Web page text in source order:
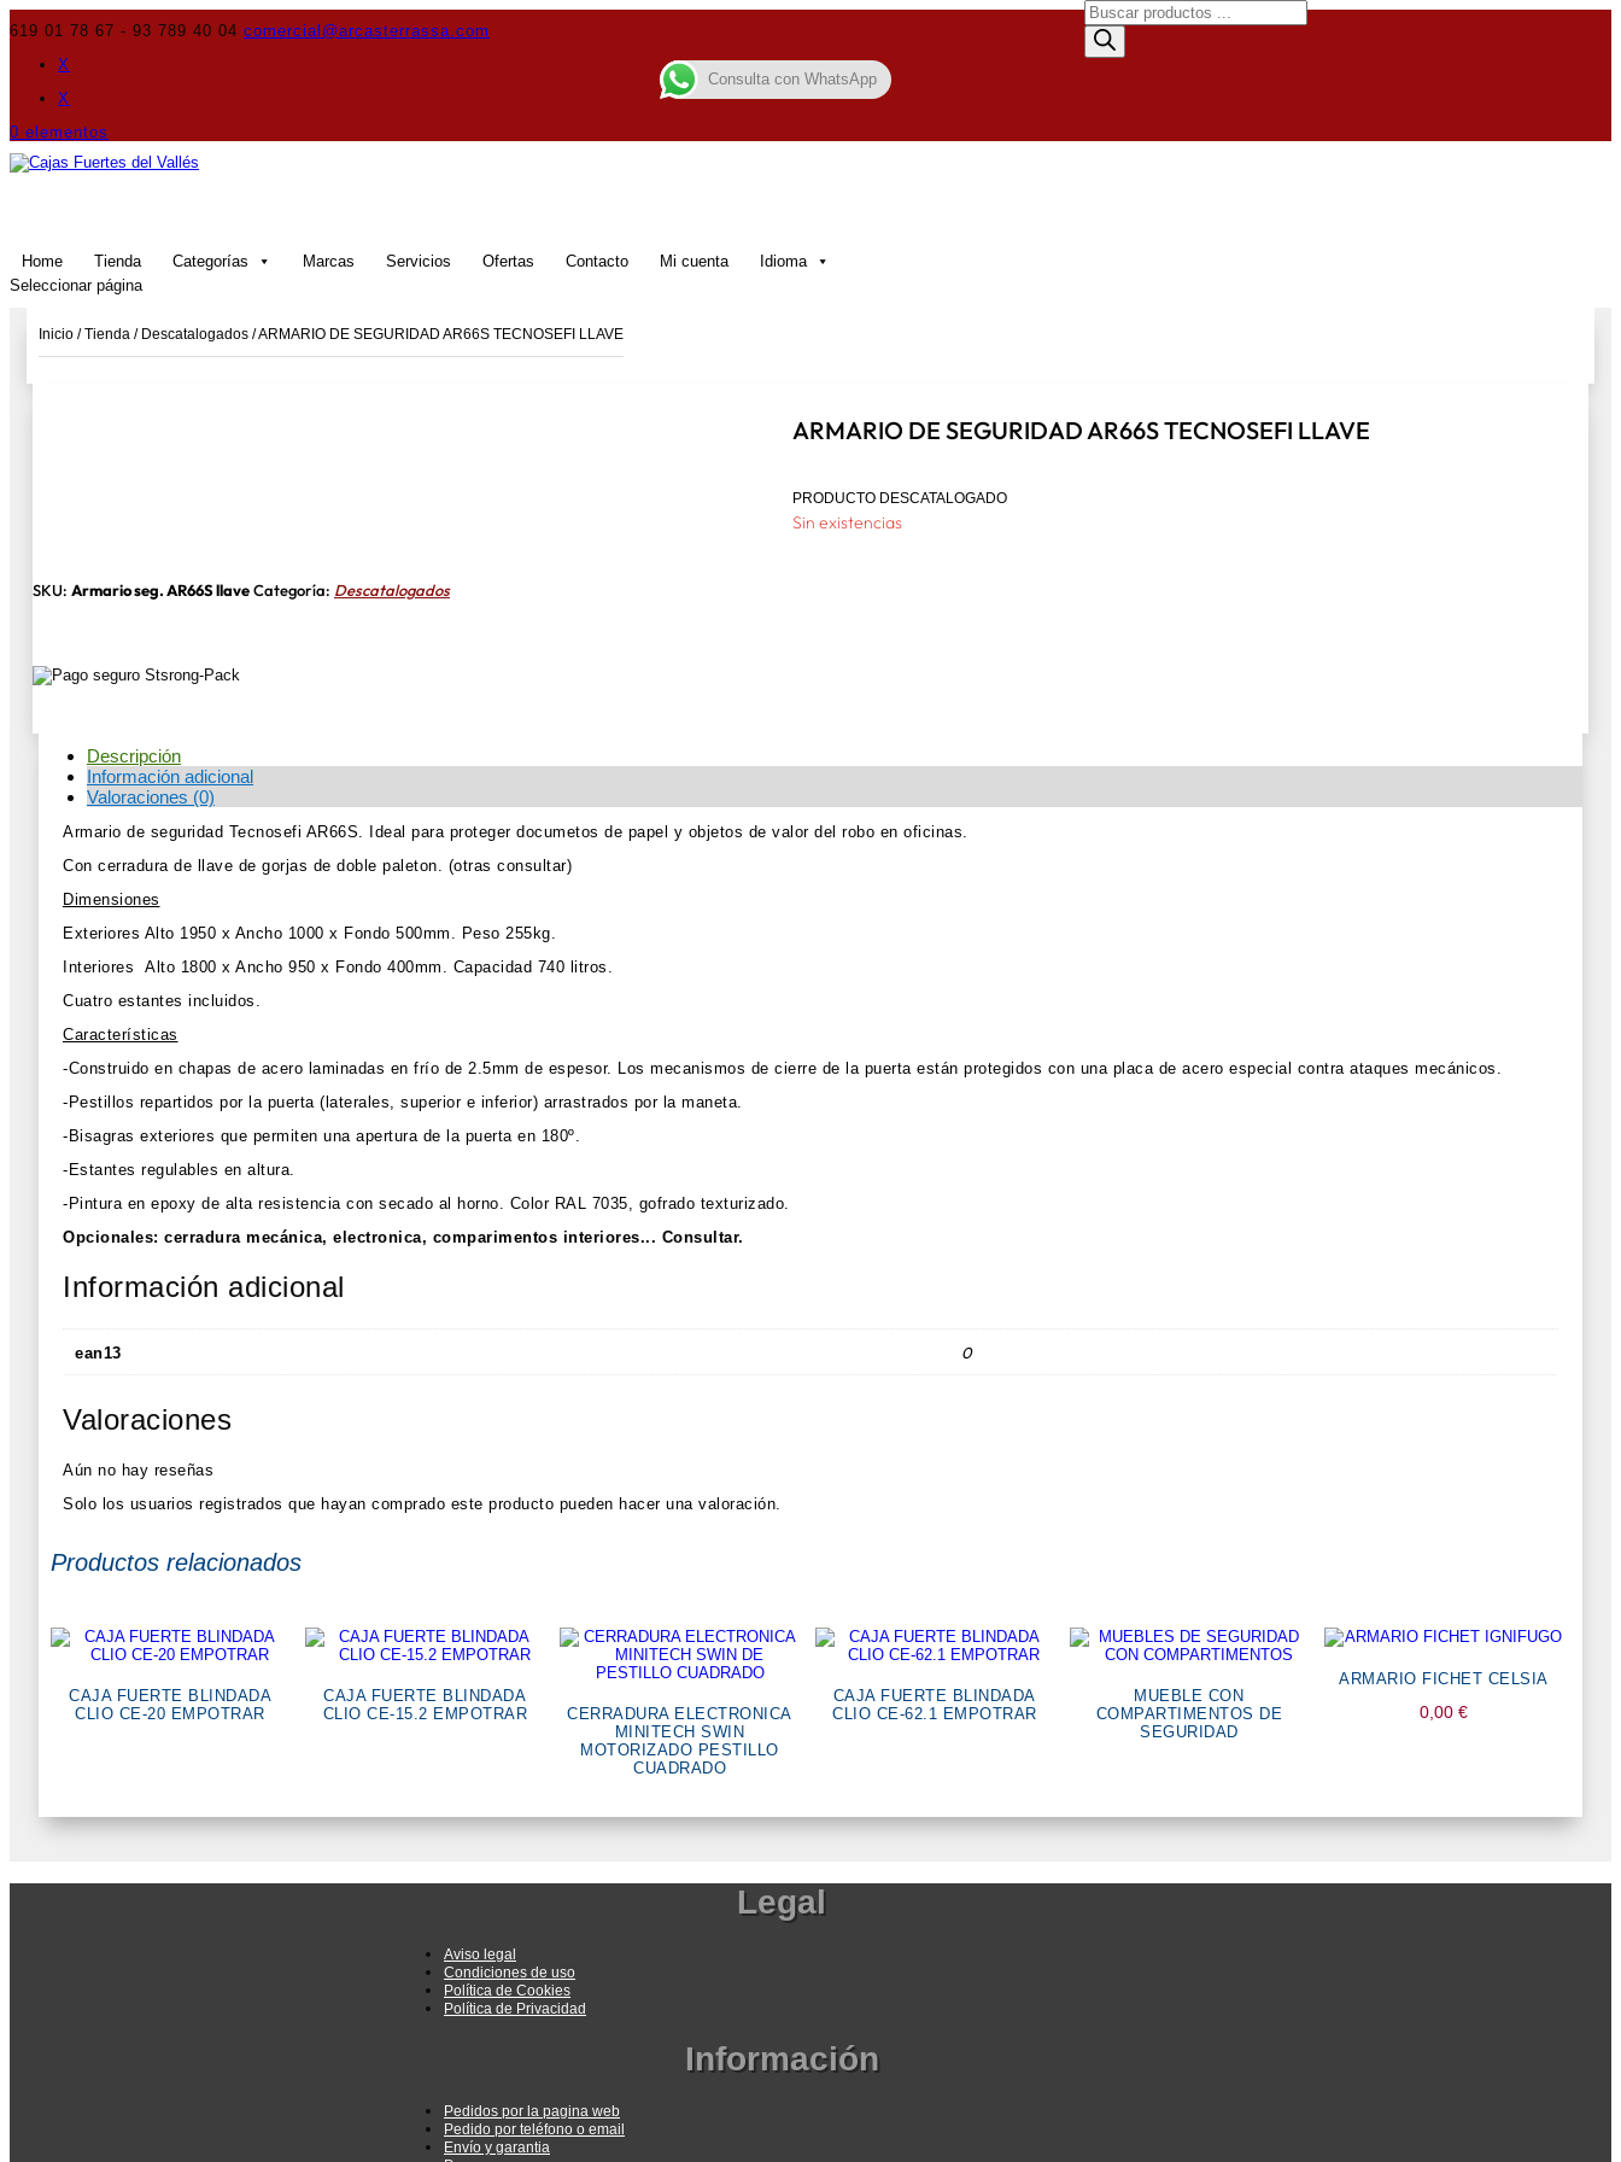
619 01 78 67 - 93 789 40 04 comercial@arcasterrassa.com
X
X
0 elementos
Home Tienda Categorías Marcas Servicios Ofertas Contacto Mi cuenta
Idioma
Seleccionar página
Búsqueda
de
productos
Inicio /Tienda / Descatalogados / ARMARIO DE SEGURIDAD AR66S TECNOSEFI LLAVE
ARMARIO DE SEGURIDAD AR66S TECNOSEFI LLAVE
PRODUCTO DESCATALOGADO
Sin existencias
SKU: Armario seg. AR66S llaveCategoría: Descatalogados
Descripción
Información adicional
Valoraciones (0)
Armario de seguridad Tecnosefi AR66S. Ideal para proteger documetos de papel y objetos de valor del robo en oficinas.
Con cerradura de llave de gorjas de doble paleton. (otras consultar)
Dimensiones
Exteriores Alto 1950 x Ancho 1000 x Fondo 500mm. Peso 255kg.
Interiores Alto 1800 x Ancho 950 x Fondo 400mm. Capacidad 740 litros.
Cuatro estantes incluidos.
Características
-Construido en chapas de acero laminadas en frío de 2.5mm de espesor. Los mecanismos de cierre de la puerta están protegidos con una placa de acero especial contra ataques mecánicos.
-Pestillos repartidos por la puerta (laterales, superior e inferior) arrastrados por la maneta.
-Bisagras exteriores que permiten una apertura de la puerta en 180º.
-Estantes regulables en altura.
-Pintura en epoxy de alta resistencia con secado al horno. Color RAL 7035, gofrado texturizado.
Opcionales: cerradura mecánica, electronica, comparimentos interiores... Consultar.
Información adicional
ean13 0
Valoraciones
Aún no hay reseñas
Solo los usuarios registrados que hayan comprado este producto pueden hacer una valoración.
Productos relacionados
CAJA FUERTE BLINDADA
CLIO CE-20 EMPOTRAR
CAJA FUERTE BLINDADA
CLIO CE-15.2 EMPOTRAR
CERRADURA ELECTRONICA
MINITECH SWIN
MOTORIZADO PESTILLO
CUADRADO
CAJA FUERTE BLINDADA
CLIO CE-62.1 EMPOTRAR
MUEBLE CON
COMPARTIMENTOS DE
SEGURIDAD
ARMARIO FICHET CELSIA
0,00€
Legal
Aviso legal
Condiciones de uso
Política de Cookies
Política de Privacidad
Información
Pedidos por la pagina web
Pedido por teléfono o email
Envío y garantia
Consulta con WhatsApp